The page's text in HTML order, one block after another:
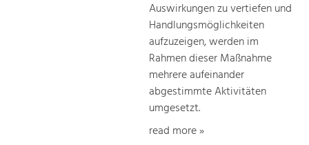
Auswirkungen zu vertiefen und
Handlungsmöglichkeiten
aufzuzeigen, werden im
Rahmen dieser Maßnahme
mehrere aufeinander
abgestimmte Aktivitäten
umgesetzt.
read more »